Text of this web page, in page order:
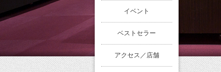
イベント
ベストセラー
アクセス／店舗